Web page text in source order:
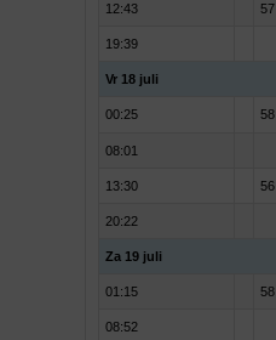
12:43 57
19:39
Vr 18 juli
00:25 58
08:01
13:30 56
20:22
Za 19 juli
01:15 58
08:52